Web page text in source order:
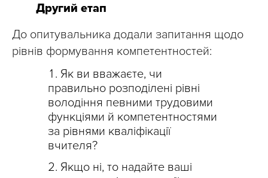
Другий етап
До опитувальника додали запитання щодо
рівнів формування компетентностей:
Як ви вважаєте, чи
правильно розподілені рівні
володіння певними трудовими
функціями й компетентностями
за рівнями кваліфікації
вчителя?
Якщо ні, то надайте ваші